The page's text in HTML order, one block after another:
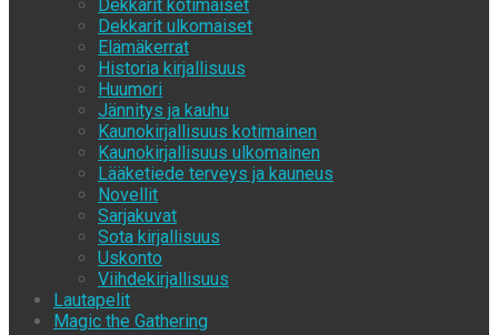
Dekkarit kotimaiset
Dekkarit ulkomaiset
Elämäkerrat
Historia kirjallisuus
Huumori
Jännitys ja kauhu
Kaunokirjallisuus kotimainen
Kaunokirjallisuus ulkomainen
Lääketiede terveys ja kauneus
Novellit
Sarjakuvat
Sota kirjallisuus
Uskonto
Viihdekirjallisuus
Lautapelit
Magic the Gathering